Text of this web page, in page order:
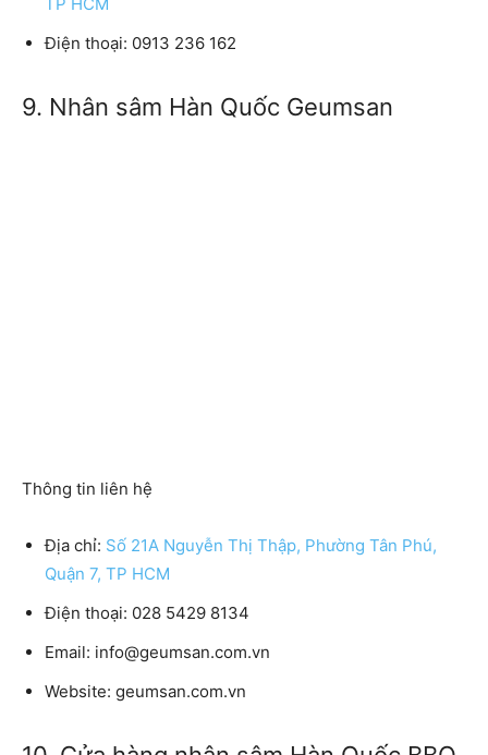
Điện thoại: 0913 236 162
9. Nhân sâm Hàn Quốc Geumsan
Thông tin liên hệ
Địa chỉ: Số 21A Nguyễn Thị Thập, Phường Tân Phú,
Quận 7, TP HCM
Điện thoại: 028 5429 8134
Email: info@geumsan.com.vn
Website: geumsan.com.vn